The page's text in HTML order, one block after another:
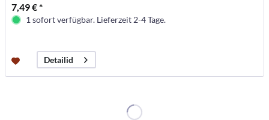
7,49 € *
1 sofort verfügbar. Lieferzeit 2-4 Tage.
Detailid